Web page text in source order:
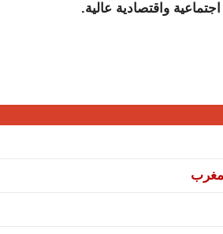
واقتصادية عالية.